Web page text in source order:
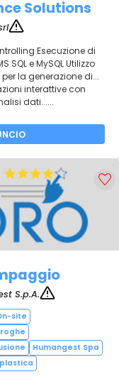
Solutions
Esecuzione di
e MySQL Utilizzo
per la generazione di...
interattive con
dati......
S.p.A.
site
Humangest Spa